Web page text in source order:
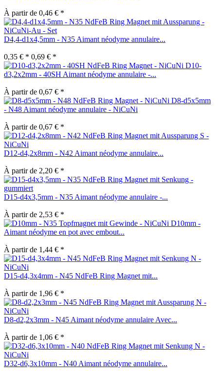
À partir de 0,46 € *
D4,4-d1x4,5mm - N35 Aimant néodyme annulaire...
0,35 € * 0,69 € *
D10-
d3,2x2mm - 40SH Aimant néodyme annulaire -...
À partir de 0,67 € *
D8-d5x5mm
- N48 Aimant néodyme annulaire - NiCuNi
À partir de 0,67 € *
D12-d4,2x8mm - N42 Aimant néodyme annulaire...
À partir de 2,20 € *
D15-d4x3,5mm - N35 Aimant néodyme annulaire -...
À partir de 2,53 € *
D10mm -
Aimant néodyme en pot avec embout...
À partir de 1,44 € *
D15-d4,3x4mm - N45 NdFeB Ring Magnet mit...
À partir de 1,96 € *
D8-d2,2x3mm - N45 Aimant néodyme annulaire Avec...
À partir de 1,06 € *
D32-d6,3x10mm - N40 Aimant néodyme annulaire...